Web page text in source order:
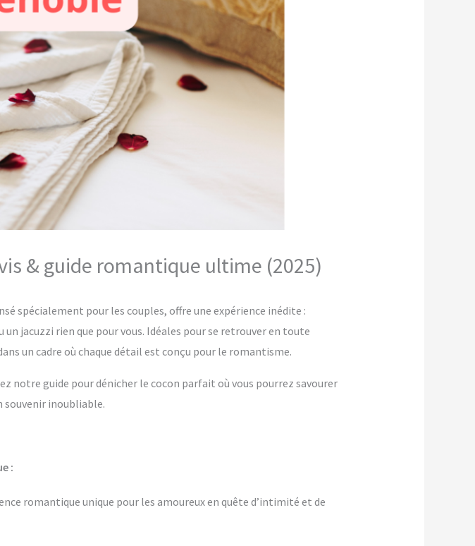
& guide romantique ultime (2025)
spécialement pour les couples, offre une expérience inédite :
jacuzzi rien que pour vous. Idéales pour se retrouver en toute
un cadre où chaque détail est conçu pour le romantisme.
notre guide pour dénicher le cocon parfait où vous pourrez savourer
souvenir inoubliable.
:
romantique unique pour les amoureux en quête d’intimité et de